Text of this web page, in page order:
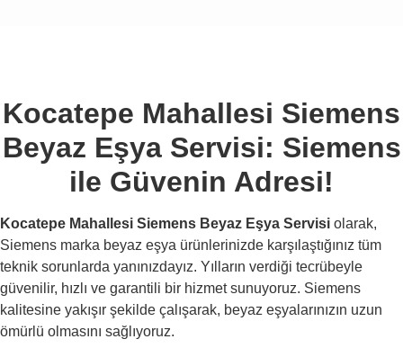
Kocatepe Mahallesi Siemens
Beyaz Eşya Servisi: Siemens
ile Güvenin Adresi!
Kocatepe Mahallesi Siemens Beyaz Eşya Servisi olarak,
Siemens marka beyaz eşya ürünlerinizde karşılaştığınız tüm
teknik sorunlarda yanınızdayız. Yılların verdiği tecrübeyle
güvenilir, hızlı ve garantili bir hizmet sunuyoruz. Siemens
kalitesine yakışır şekilde çalışarak, beyaz eşyalarınızın uzun
ömürlü olmasını sağlıyoruz.